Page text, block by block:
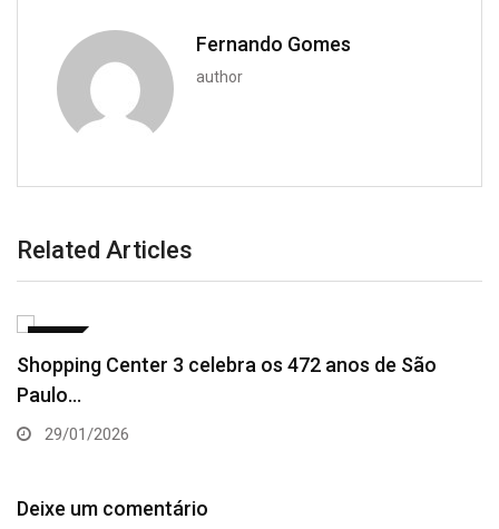
Fernando Gomes
author
Related Articles
Shopping Center 3 celebra os 472 anos de São
Paulo…
29/01/2026
Deixe um comentário